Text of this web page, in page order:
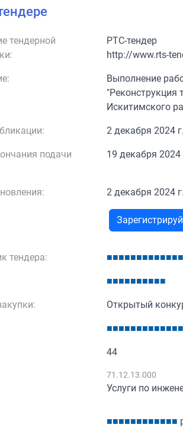
тендерной
РТС-тендер
http://www.rts-
Выполнение
"Реконструкция
Искитимского
2 декабря 2024 г.
подачи
19 декабря 2024
2 декабря 2024 г.
тендера: ■■■■■■■■■■■■■
■■■■■■■■■■
Открытый
■■■■■■■■■■■■■
44
71.12.13.000
Услуги по
■■■■■■■■■■■■